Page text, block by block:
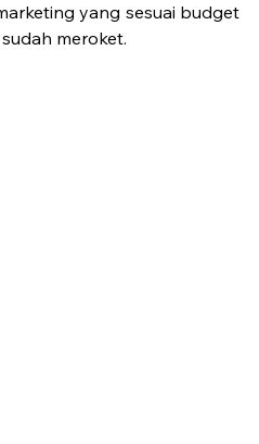
yang sesuai budget
meroket.